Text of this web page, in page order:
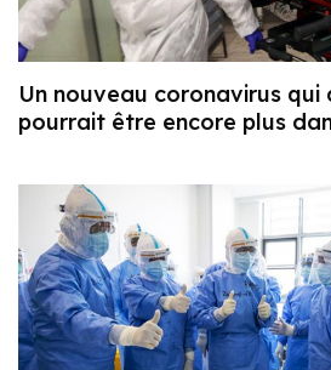
Un nouveau coronavirus qui
pourrait être encore plus